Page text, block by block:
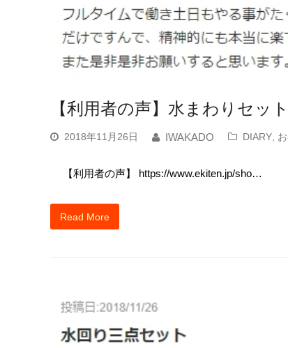
【利用者の声】水まわりセッ
2018年11月26日 IWAKADO DIARY,
【利用者の声】 https://www.ekiten.jp/sho…
Read More